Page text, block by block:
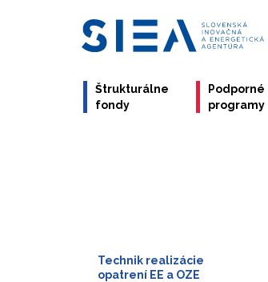
Štrukturálne
fondy
Podporné
programy
Technik realizácie
opatrení EE a OZE